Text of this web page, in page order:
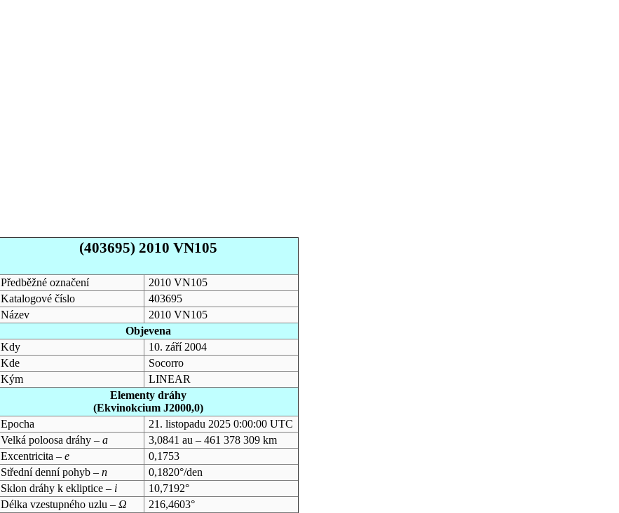
(403695) 2010 VN105
Předběžné označení
2010 VN105
Katalogové číslo
403695
Název
2010 VN105
Objevena
Kdy
10. září 2004
Kde
Socorro
Kým
LINEAR
Elementy dráhy
(Ekvinokcium J2000,0)
Epocha
21. listopadu 2025 0:00:00 UTC
Velká poloosa dráhy – a
3,0841 au – 461 378 309 km
Excentricita – e
0,1753
Střední denní pohyb – n
0,1820°/den
Sklon dráhy k ekliptice – i
10,7192°
Délka vzestupného uzlu – Ω
216,4603°